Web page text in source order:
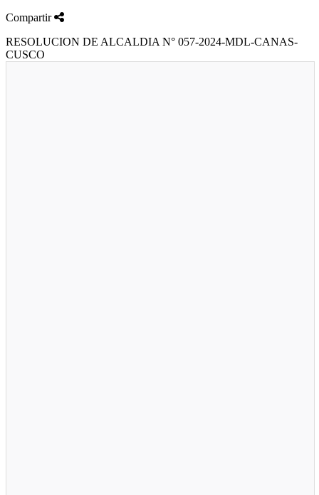
Compartir
RESOLUCION DE ALCALDIA N° 057-2024-MDL-CANAS-
CUSCO